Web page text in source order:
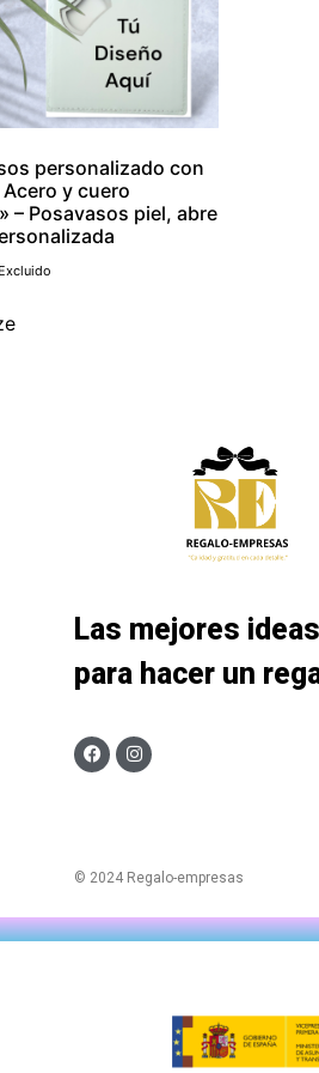
personalizado con
y cuero
– Posavasos piel, abre
Las mejores ideas
para hacer un
© 2024 Regalo-empresas